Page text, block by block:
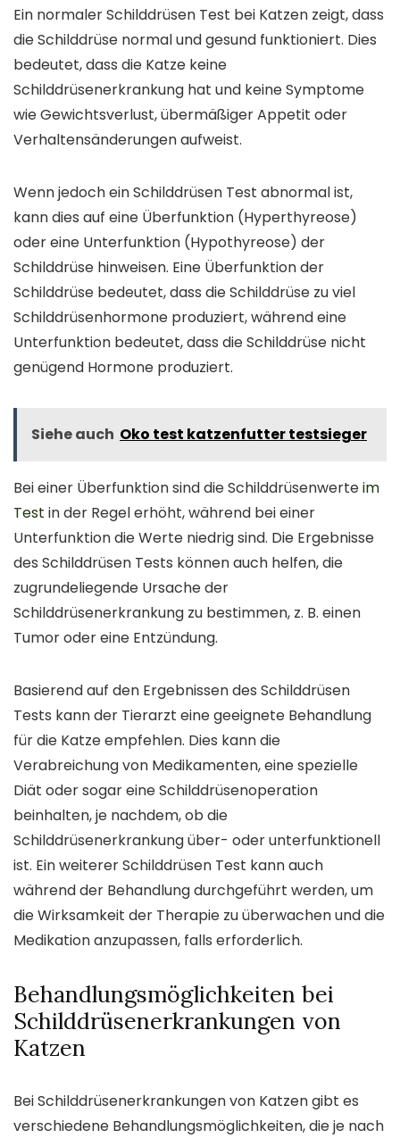
Ein normaler Schilddrüsen Test bei Katzen zeigt, dass
die Schilddrüse normal und gesund funktioniert. Dies
bedeutet, dass die Katze keine
Schilddrüsenerkrankung hat und keine Symptome
wie Gewichtsverlust, übermäßiger Appetit oder
Verhaltensänderungen aufweist.
Wenn jedoch ein Schilddrüsen Test abnormal ist,
kann dies auf eine Überfunktion (Hyperthyreose)
oder eine Unterfunktion (Hypothyreose) der
Schilddrüse hinweisen. Eine Überfunktion der
Schilddrüse bedeutet, dass die Schilddrüse zu viel
Schilddrüsenhormone produziert, während eine
Unterfunktion bedeutet, dass die Schilddrüse nicht
genügend Hormone produziert.
Siehe auch Oko test katzenfutter testsieger
Bei einer Überfunktion sind die Schilddrüsenwerteim
Test in der Regel erhöht, während bei einer
Unterfunktion die Werte niedrig sind. Die Ergebnisse
des Schilddrüsen Tests können auch helfen, die
zugrundeliegende Ursache der
Schilddrüsenerkrankung zu bestimmen, z. B. einen
Tumor oder eine Entzündung.
Basierend auf den Ergebnissen des Schilddrüsen
Tests kann der Tierarzt eine geeignete Behandlung
für die Katze empfehlen. Dies kann die
Verabreichung von Medikamenten, eine spezielle
Diät oder sogar eine Schilddrüsenoperation
beinhalten, je nachdem, ob die
Schilddrüsenerkrankung über- oder unterfunktionell
ist. Ein weiterer Schilddrüsen Test kann auch
während der Behandlung durchgeführt werden, um
die Wirksamkeit der Therapie zu überwachen und die
Medikation anzupassen, falls erforderlich.
Behandlungsmöglichkeiten bei
Schilddrüsenerkrankungen von
Katzen
Bei Schilddrüsenerkrankungen von Katzen gibt es
verschiedene Behandlungsmöglichkeiten, die je nach